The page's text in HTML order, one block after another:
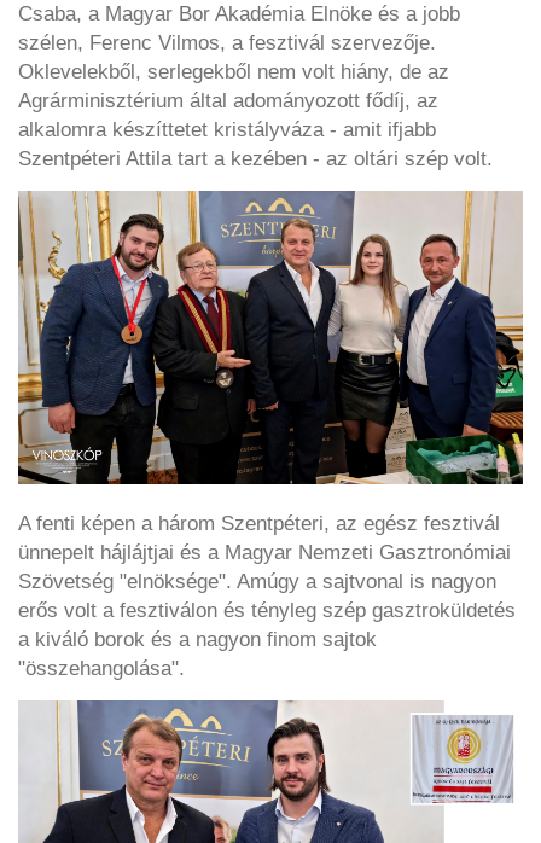
Csaba, a Magyar Bor Akadémia Elnöke és a jobb
szélen, Ferenc Vilmos, a fesztivál szervezője.
Oklevelekből, serlegekből nem volt hiány, de az
Agrárminisztérium által adományozott fődíj, az
alkalomra készíttetet kristályváza - amit ifjabb
Szentpéteri Attila tart a kezében - az oltári szép volt.
A fenti képen a három Szentpéteri, az egész fesztivál
ünnepelt hájlájtjai és a Magyar Nemzeti Gasztronómiai
Szövetség "elnöksége". Amúgy a sajtvonal is nagyon
erős volt a fesztiválon és tényleg szép gasztroküldetés
a kiváló borok és a nagyon finom sajtok
"összehangolása".